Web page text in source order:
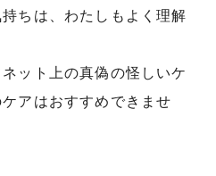
ちは、わたしもよく理解
ット上の真偽の怪しいケ
アはおすすめできませ